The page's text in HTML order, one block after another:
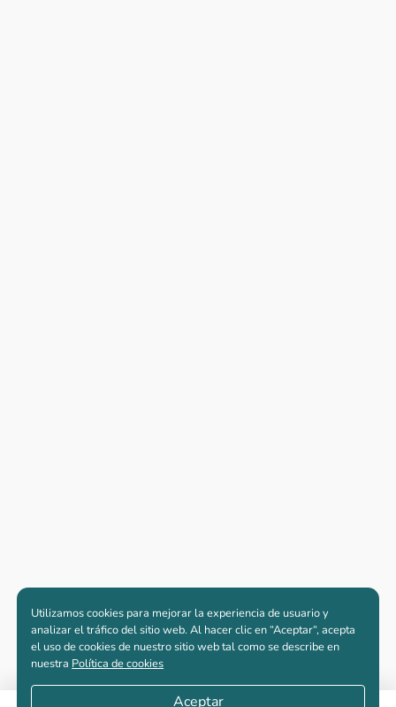
Utilizamos cookies para mejorar la experiencia de usuario y
analizar el tráfico del sitio web. Al hacer clic en “Aceptar“, acepta
el uso de cookies de nuestro sitio web tal como se describe en
nuestra Política de cookies
Aceptar